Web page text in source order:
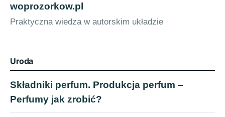
woprozorkow.pl
Praktyczna wiedza w autorskim układzie
Uroda
Składniki perfum. Produkcja perfum –
Perfumy jak zrobić?